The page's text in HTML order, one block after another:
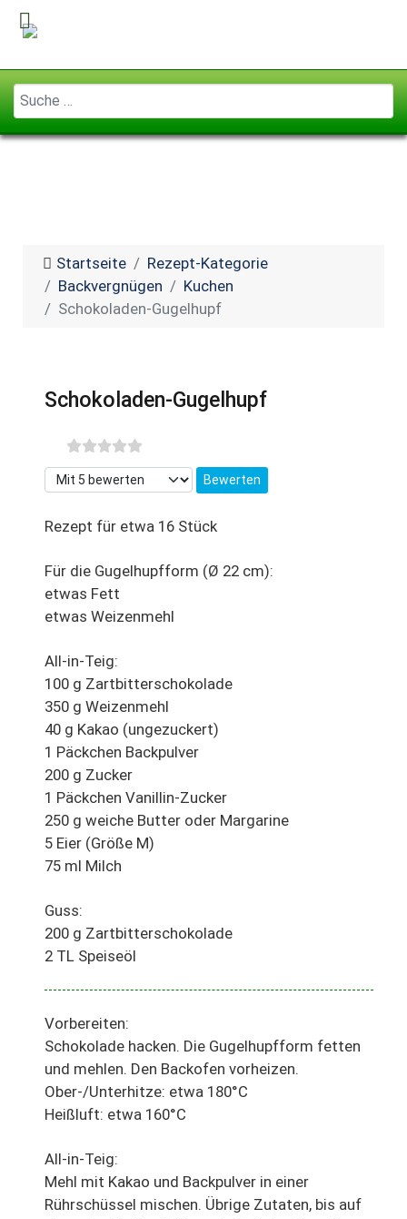
Startseite
Rezept-Kategorie
Backvergnügen
Kuchen
Schokoladen-Gugelhupf
Schokoladen-Gugelhupf
Bitte bewerten
Rezept für etwa 16 Stück
Für die Gugelhupfform (Ø 22 cm):
etwas Fett
etwas Weizenmehl
All-in-Teig:
100 g Zartbitterschokolade
350 g Weizenmehl
40 g Kakao (ungezuckert)
1 Päckchen Backpulver
200 g Zucker
1 Päckchen Vanillin-Zucker
250 g weiche Butter oder Margarine
5 Eier (Größe M)
75 ml Milch
Guss:
200 g Zartbitterschokolade
2 TL Speiseöl
Vorbereiten:
Schokolade hacken. Die Gugelhupfform fetten
und mehlen. Den Backofen vorheizen.
Ober-/Unterhitze: etwa 180°C
Heißluft: etwa 160°C
All-in-Teig:
Mehl mit Kakao und Backpulver in einer
Rührschüssel mischen. Übrige Zutaten, bis auf